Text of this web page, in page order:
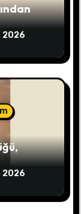
2026
2026